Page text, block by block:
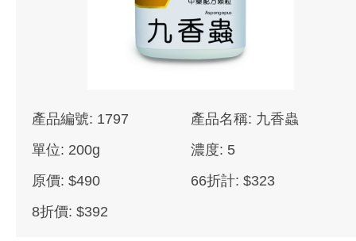
產品編號: 1797
產品名稱: 九香蟲
單位: 200g
濃度: 5
原價: $490
66折計: $323
8折價: $392